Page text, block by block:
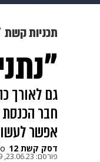
תכניות קשת
גם לאורך
חבר הכנסת
אפשר
דסק קשת 12
פורסם:23.06.23, 13:19